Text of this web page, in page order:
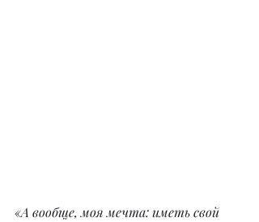
«А вообще, моя мечта: иметь свой